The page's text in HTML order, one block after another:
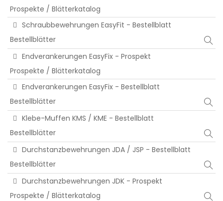
Prospekte / Blätterkatalog
Schraubbewehrungen EasyFit - Bestellblatt
Bestellblätter
Endverankerungen EasyFix - Prospekt
Prospekte / Blätterkatalog
Endverankerungen EasyFix - Bestellblatt
Bestellblätter
Klebe-Muffen KMS / KME - Bestellblatt
Bestellblätter
Durchstanzbewehrungen JDA / JSP - Bestellblatt
Bestellblätter
Durchstanzbewehrungen JDK - Prospekt
Prospekte / Blätterkatalog